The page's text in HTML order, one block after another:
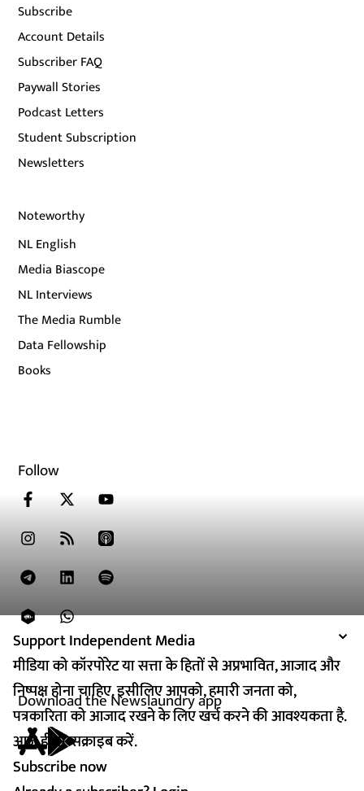
Support Independent Media
मीडिया को कॉरपोरेट या सत्ता के हितों से अप्रभावित, आजाद और
निष्पक्ष होना चाहिए. इसीलिए आपको, हमारी जनता को,
पत्रकारिता को आजाद रखने के लिए खर्च करने की आवश्यकता है.
आज ही सब्सक्राइब करें.
Subscribe now
Support Independent Media
मीडिया को कॉरपोरेट या सत्ता के हितों से अप्रभावित, आजाद और
निष्पक्ष होना चाहिए. इसीलिए आपको, हमारी जनता को,
पत्रकारिता को आजाद रखने के लिए खर्च करने की आवश्यकता है.
आज ही सब्सक्राइब करें.
Subscribe now
Subscribe
Account Details
Subscriber FAQ
Paywall Stories
Podcast Letters
Student Subscription
Newsletters
Noteworthy
NL English
Media Biascope
NL Interviews
The Media Rumble
Data Fellowship
Books
Follow
Download the Newslaundry app